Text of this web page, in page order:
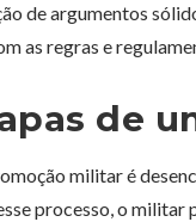
de argumentos
as regras e
de
militar é
processo, o